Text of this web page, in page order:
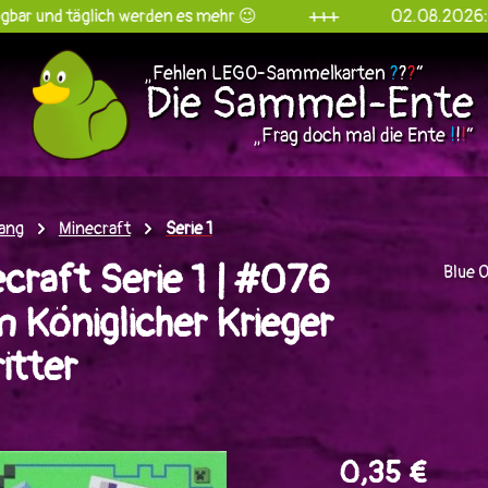
werden es mehr 😉 +++ 02.08.2026: Die
„Fehlen LEGO-Sammelkarten ???“
Die Sammel-Ente
„Frag doch mal die Ente!!!“
Minecraft Serie 1
Serie 1 | #076
Königlicher Krieger
Blue
0,35 €